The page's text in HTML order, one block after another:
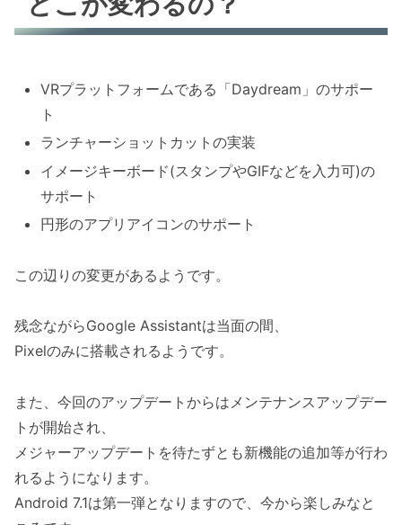
VRプラットフォームである「Daydream」のサポー
ト
ランチャーショットカットの実装
イメージキーボード(スタンプやGIFなどを入力可)の
サポート
円形のアプリアイコンのサポート
この辺りの変更があるようです。
残念ながらGoogle Assistantは当面の間、
Pixelのみに搭載されるようです。
また、今回のアップデートからはメンテナンスアップデー
トが開始され、
メジャーアップデートを待たずとも新機能の追加等が行わ
れるようになります。
Android 7.1は第一弾となりますので、今から楽しみなと